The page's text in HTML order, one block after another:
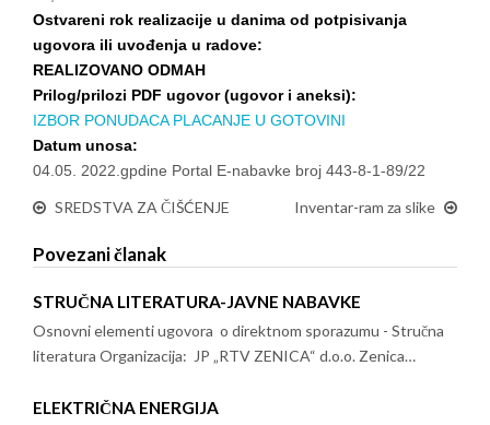
Ostvareni rok realizacije u danima od potpisivanja
ugovora ili uvođenja u radove:
REALIZOVANO ODMAH
Prilog/prilozi PDF ugovor (ugovor i aneksi):
IZBOR PONUDACA PLACANJE U GOTOVINI
Datum unosa:
04.05. 2022.gpdine Portal E-nabavke broj 443-8-1-89/22
SREDSTVA ZA ČIŠĆENJE Inventar-ram za slike
Povezani članak
STRUČNA LITERATURA-JAVNE NABAVKE
Osnovni elementi ugovora o direktnom sporazumu - Stručna
literatura Organizacija: JP „RTV ZENICA“ d.o.o. Zenica…
ELEKTRIČNA ENERGIJA